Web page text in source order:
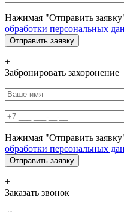
Нажимая "Отправить
обработки персональных
+
Забронировать захоронение
Нажимая "Отправить
обработки персональных
+
Заказать звонок